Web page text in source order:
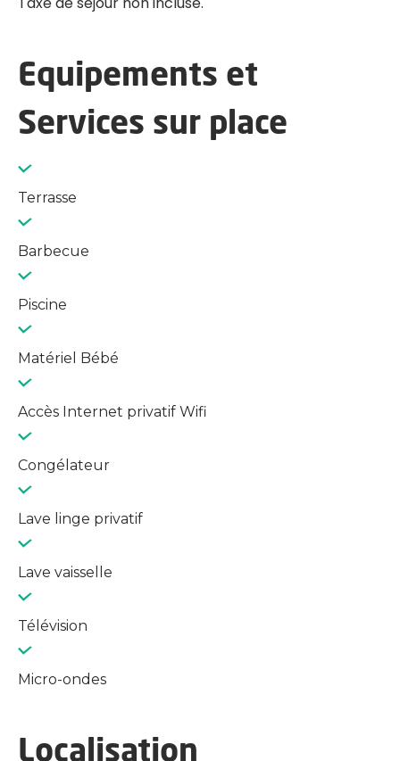
Equipements et
Services sur place
Terrasse
Barbecue
Piscine
Matériel Bébé
Accès Internet privatif Wifi
Congélateur
Lave linge privatif
Lave vaisselle
Télévision
Micro-ondes
Localisation